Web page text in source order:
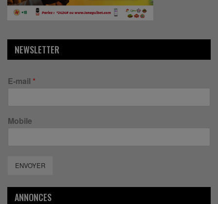
NEWSLETTER
E-mail *
Mobile
ENVOYER
ANNONCES